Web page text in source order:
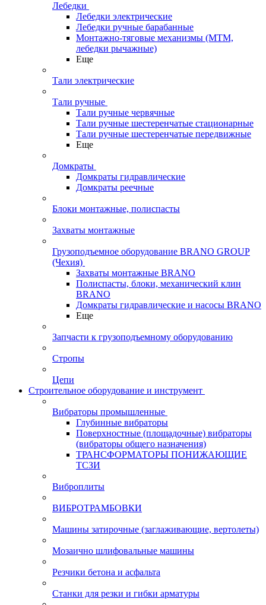
Лебедки
Лебедки электрические
Лебедки ручные барабанные
Монтажно-тяговые механизмы (МТМ,
лебедки рычажные)
Еще
Тали электрические
Тали ручные
Тали ручные червячные
Тали ручные шестеренчатые стационарные
Тали ручные шестеренчатые передвижные
Еще
Домкраты
Домкраты гидравлические
Домкраты реечные
Блоки монтажные, полиспасты
Захваты монтажные
Грузоподъемное оборудование BRANO GROUP
(Чехия)
Захваты монтажные BRANO
Полиспасты, блоки, механический клин
BRANO
Домкраты гидравлические и насосы BRANO
Еще
Запчасти к грузоподъемному оборудованию
Стропы
Цепи
Строительное оборудование и инструмент
Вибраторы промышленные
Глубинные вибраторы
Поверхностные (площадочные) вибраторы
(вибраторы общего назначения)
ТРАНСФОРМАТОРЫ ПОНИЖАЮЩИЕ
ТСЗИ
Виброплиты
ВИБРОТРАМБОВКИ
Машины затирочные (заглаживающие, вертолеты)
Мозаично шлифовальные машины
Резчики бетона и асфальта
Станки для резки и гибки арматуры